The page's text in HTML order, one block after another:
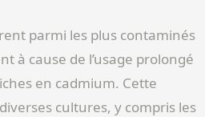
parmi les plus contaminés
à cause de l’usage prolongé
en cadmium. Cette
cultures, y compris les